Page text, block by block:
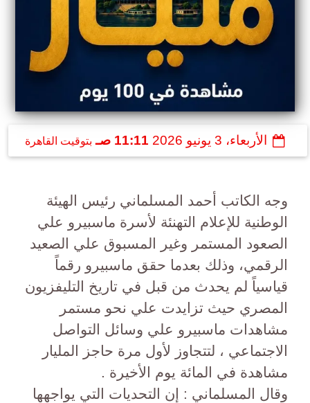
الأربعاء، 3 يونيو 2026 11:11 صـ بتوقيت القاهرة
وجه الكاتب أحمد المسلماني رئيس الهيئة
الوطنية للإعلام التهنئة لأسرة ماسبيرو علي
الصعود المستمر وغير المسبوق علي الصعيد
الرقمي، وذلك بعدما حقق ماسبيرو رقماً
قياسياً لم يحدث من قبل في تاريخ التليفزيون
المصري حيث تزايدت علي نحو مستمر
مشاهدات ماسبيرو علي وسائل التواصل
الاجتماعي ، لتتجاوز لأول مرة حاجز المليار
مشاهدة في المائة يوم الأخيرة .
وقال المسلماني : إن التحديات التي يواجهها